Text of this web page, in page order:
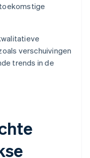
verschuivingen
trends in de